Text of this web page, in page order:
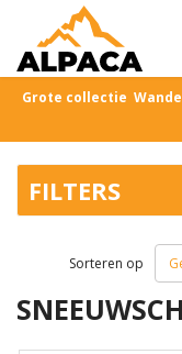
Grote collectie
FILTERS
Sorteren op